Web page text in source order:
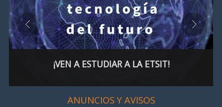
¡VEN A ESTUDIAR A LA ETSIT!
ANUNCIOS Y AVISOS